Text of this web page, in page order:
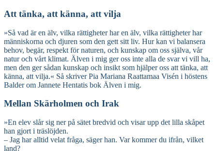
Att tänka, att känna, att vilja
»Så vad är en älv, vilka rättigheter har en älv, vilka rättigheter har
människorna och djuren som den gett sitt liv. Hur kan vi balansera
behov, begär, respekt för naturen, och kunskap om oss själva, vår
natur och vårt klimat. Älven i mig ger oss inte alla de svar vi vill ha,
men den ger sådan kunskap och insikt som hjälper oss att tänka, att
känna, att vilja.« Så skriver Pia Mariana Raattamaa Visén i höstens
Balder om Jannete Hentatis bok Älven i mig.
Mellan Skärholmen och Irak
»En elev slår sig ner på sätet bredvid och visar upp det lilla skåpet
han gjort i träslöjden.
– Jag har alltid velat fråga, säger han. Var kommer du ifrån, vilket
land?